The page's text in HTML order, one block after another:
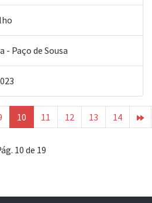
- Paço de Sousa
10 11 12 13 14
10 de 19